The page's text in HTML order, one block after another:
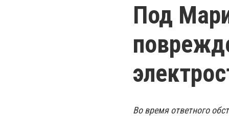
Под
Во время ответного